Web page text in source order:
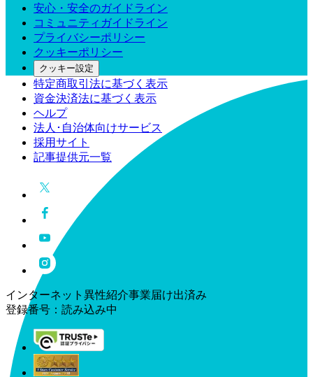
安心・安全のガイドライン
コミュニティガイドライン
プライバシーポリシー
クッキーポリシー
クッキー設定
特定商取引法に基づく表示
資金決済法に基づく表示
ヘルプ
法人･自治体向けサービス
採用サイト
記事提供元一覧
インターネット異性紹介事業届け出済み
登録番号： 読み込み中